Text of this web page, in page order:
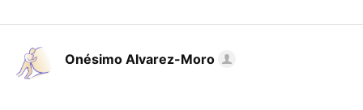
Onésimo Alvarez-Moro